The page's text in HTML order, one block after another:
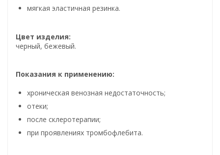
мягкая эластичная резинка.
Цвет изделия:
черный, бежевый.
Показания к применению:
хроническая венозная недостаточность;
отеки;
после склеротерапии;
при проявлениях тромбофлебита.